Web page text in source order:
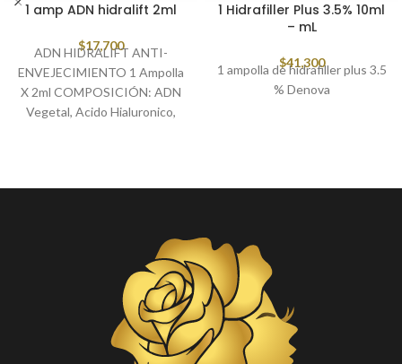
1 amp ADN hidralift 2ml
$17,700
ADN HIDRALIFT ANTI-
ENVEJECIMIENTO 1 Ampolla
X 2ml COMPOSICIÓN: ADN
Vegetal, Acido Hialuronico,
1 Hidrafiller Plus 3.5% 10ml
– mL
$41,300
1 ampolla de hidrafiller plus 3.5
% Denova